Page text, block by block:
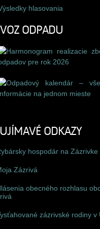
hlasovania
ODPADU
ODKAZY